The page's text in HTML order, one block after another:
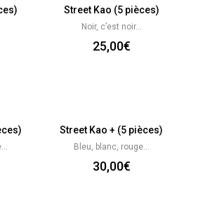
Street Kao (5 pièces)
Noir, c’est noir…
25,00€
Street Kao + (5 pièces)
Bleu, blanc, rouge…
30,00€